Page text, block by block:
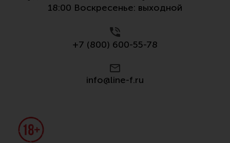
18:00 Воскресенье: выходной
+7 (800) 600-55-78
info@line-f.ru